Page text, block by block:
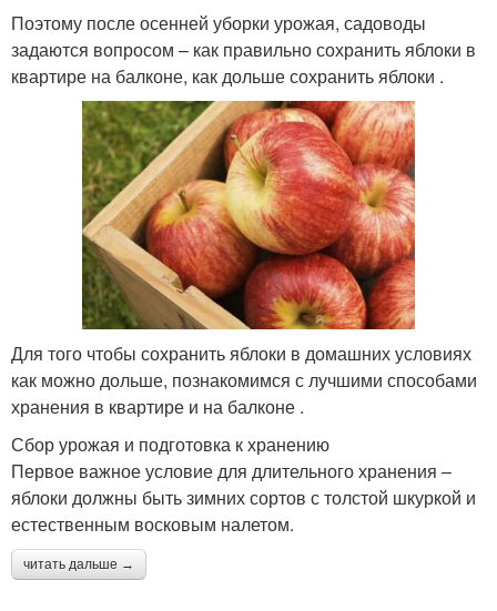
Поэтому после осенней уборки урожая, садоводы
задаются вопросом – как правильно сохранить яблоки в
квартире на балконе, как дольше сохранить яблоки .
Для того чтобы сохранить яблоки в домашних условиях
как можно дольше, познакомимся с лучшими способами
хранения в квартире и на балконе .
Сбор урожая и подготовка к хранению
Первое важное условие для длительного хранения –
яблоки должны быть зимних сортов с толстой шкуркой и
естественным восковым налетом.
читать дальше →